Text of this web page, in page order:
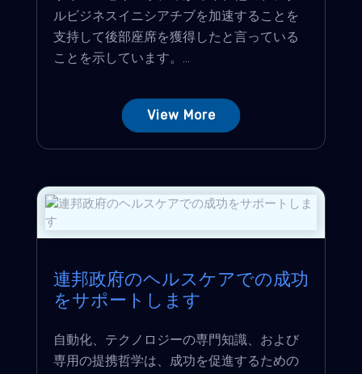
ルビジネスイニシアチブを加速することを
支持して後部座席を獲得したと言っている
ことを示しています。...
View More
連邦政府のヘルスケアでの成功
をサポートします
自動化、テクノロジーの専門知識、および
専用の提携哲学は、成功を促進するための